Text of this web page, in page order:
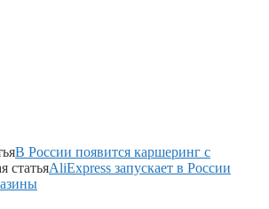
В России появится каршеринг с
статьяAliExpress запускает в России